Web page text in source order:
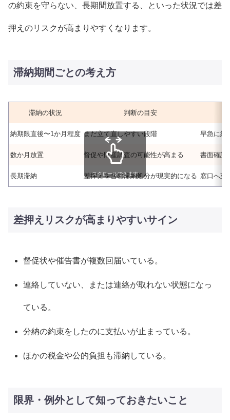
の約束を守らない、長期間放置する、といった状況では差
押えのリスクが高まりやすくなります。
滞納期間ごとの考え方
滞納の状況 判断の目安
納期限直後〜1か月程度 まだ立て直しやすい段階 早急に納
数か月放置 督促や財産調査の可能性が高まる 書面確認
長期滞納 差押えを含む滞納処分が現実的になる 窓口へ至
スクロールできます
差押えリスクが高まりやすいサイン
督促状や催告書が複数回届いている。
連絡していない、または連絡が取れない状態になっ
ている。
分納の約束をしたのに支払いが止まっている。
ほかの税金や公的負担も滞納している。
限界・例外として知っておきたいこと